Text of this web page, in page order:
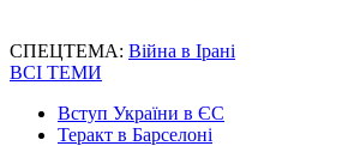
СПЕЦТЕМА: Війна в Ірані
ВСІ ТЕМИ
Вступ України в ЄС
Теракт в Барселоні